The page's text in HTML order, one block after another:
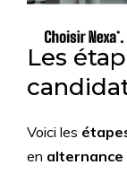
Les
Voici les
en alternance